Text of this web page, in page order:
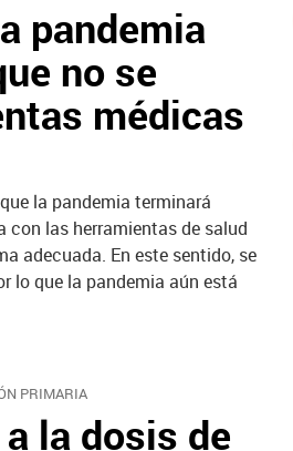
pandemia
no se
médicas
la pandemia terminará
con las herramientas de salud
adecuada. En este sentido, se
lo que la pandemia aún está
PRIMARIA
la dosis de